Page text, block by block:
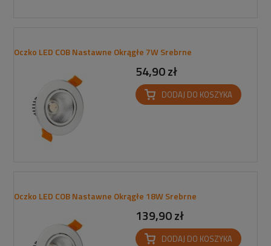
Oczko LED COB Nastawne Okrągłe 7W Srebrne
54,90 zł
DODAJ DO KOSZYKA
Oczko LED COB Nastawne Okrągłe 18W Srebrne
139,90 zł
DODAJ DO KOSZYKA